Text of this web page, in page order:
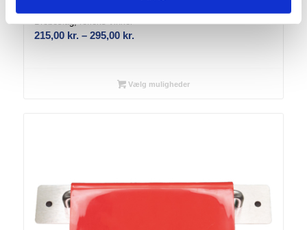
215,00 kr. – 295,00 kr.
295,00 kr.
Vælg muligheder